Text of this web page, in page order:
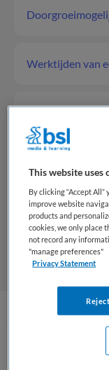
Werktijden van
manager
Wat is een
This website uses
By clicking “Accept
improve website
products and
cookies, we only place
not record any
"manage preferences"
Privacy Statement